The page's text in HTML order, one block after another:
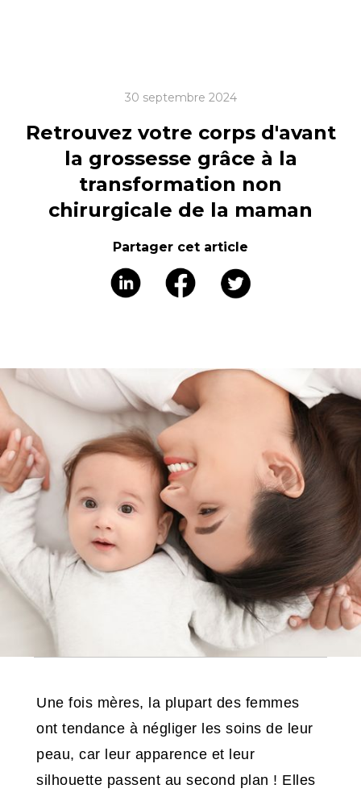
30 septembre 2024
Retrouvez votre corps d'avant
la grossesse grâce à la
transformation non
chirurgicale de la maman
Partager cet article
Une fois mères, la plupart des femmes
ont tendance à négliger les soins de leur
peau, car leur apparence et leur
silhouette passent au second plan ! Elles